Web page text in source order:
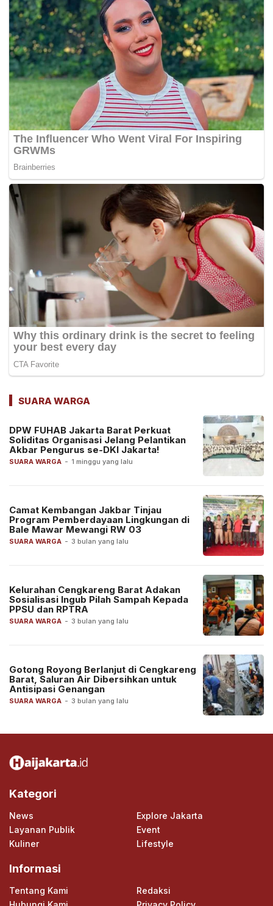
SUARA WARGA
SUARA WARGA - 1 minggu yang lalu
DPW FUHAB Jakarta Barat Perkuat
Soliditas Organisasi Jelang Pelantikan
Akbar Pengurus se-DKI Jakarta!
SUARA WARGA - 3 bulan yang lalu
Camat Kembangan Jakbar Tinjau
Program Pemberdayaan Lingkungan di
Bale Mawar Mewangi RW 03
SUARA WARGA - 3 bulan yang lalu
Kelurahan Cengkareng Barat Adakan
Sosialisasi Ingub Pilah Sampah Kepada
PPSU dan RPTRA
SUARA WARGA - 3 bulan yang lalu
Gotong Royong Berlanjut di Cengkareng
Barat, Saluran Air Dibersihkan untuk
Antisipasi Genangan
Kategori
News
Explore Jakarta
Layanan Publik
Event
Kuliner
Lifestyle
Informasi
Tentang Kami
Redaksi